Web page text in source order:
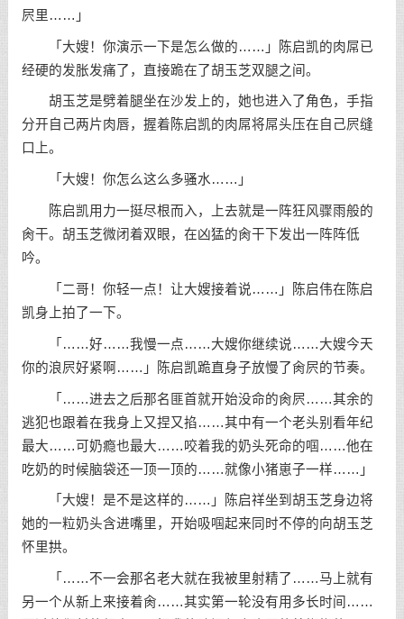
屄里……」
「大嫂！你演示一下是怎么做的……」陈启凯的肉屌已
经硬的发胀发痛了，直接跪在了胡玉芝双腿之间。
胡玉芝是劈着腿坐在沙发上的，她也进入了角色，手指
分开自己两片肉唇，握着陈启凯的肉屌将屌头压在自己屄缝
口上。
「大嫂！你怎么这么多骚水……」
陈启凯用力一挺尽根而入，上去就是一阵狂风骤雨般的
肏干。胡玉芝微闭着双眼，在凶猛的肏干下发出一阵阵低
吟。
「二哥！你轻一点！让大嫂接着说……」陈启伟在陈启
凯身上拍了一下。
「……好……我慢一点……大嫂你继续说……大嫂今天
你的浪屄好紧啊……」陈启凯跪直身子放慢了肏屄的节奏。
「……进去之后那名匪首就开始没命的肏屄……其余的
逃犯也跟着在我身上又捏又掐……其中有一个老头别看年纪
最大……可奶瘾也最大……咬着我的奶头死命的啯……他在
吃奶的时候脑袋还一顶一顶的……就像小猪崽子一样……」
「大嫂！是不是这样的……」陈启祥坐到胡玉芝身边将
她的一粒奶头含进嘴里，开始吸啯起来同时不停的向胡玉芝
怀里拱。
「……不一会那名老大就在我被里射精了……马上就有
另一个从新上来接着肏……其实第一轮没有用多长时间……